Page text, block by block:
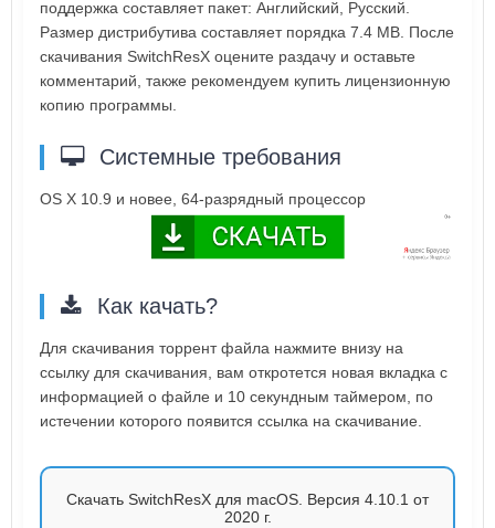
поддержка составляет пакет: Английский, Русский.
Размер дистрибутива составляет порядка 7.4 MB. После
скачивания SwitchResX оцените раздачу и оставьте
комментарий, также рекомендуем купить лицензионную
копию программы.
Системные требования
OS X 10.9 и новее, 64-разрядный процессор
Как качать?
Для скачивания торрент файла нажмите внизу на
ссылку для скачивания, вам откротется новая вкладка с
информацией о файле и 10 секундным таймером, по
истечении которого появится ссылка на скачивание.
Скачать SwitchResX для macOS. Версия 4.10.1 от
2020 г.